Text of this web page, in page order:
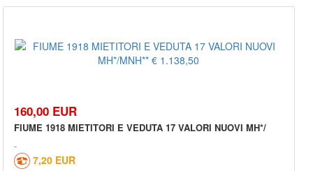
160,00 EUR
FIUME 1918 MIETITORI E VEDUTA 17 VALORI NUOVI MH*/
7,20 EUR